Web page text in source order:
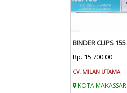
BINDER CLIPS 155
Rp. 15,700.00
CV. MILAN UTAMA
KOTA MAKASSAR